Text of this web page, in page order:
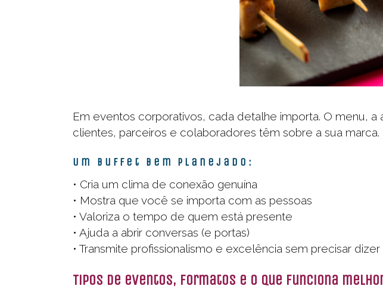
Em eventos corporativos, cada detalhe importa. O menu,
clientes, parceiros e colaboradores têm sobre a sua marca.
Um buffet bem planejado:
• Cria um clima de conexão genuína
• Mostra que você se importa com as pessoas
• Valoriza o tempo de quem está presente
• Ajuda a abrir conversas (e portas)
• Transmite profissionalismo e excelência sem precisar dizer
Tipos de eventos, formatos e o que funciona